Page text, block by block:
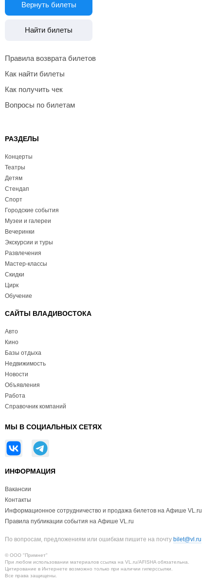
Вернуть билеты
Найти билеты
Правила возврата билетов
Как найти билеты
Как получить чек
Вопросы по билетам
РАЗДЕЛЫ
Концерты
Театры
Детям
Стендап
Спорт
Городские события
Музеи и галереи
Вечеринки
Экскурсии и туры
Развлечения
Мастер-классы
Скидки
Цирк
Обучение
САЙТЫ ВЛАДИВОСТОКА
Авто
Кино
Базы отдыха
Недвижимость
Новости
Объявления
Работа
Справочник компаний
МЫ В СОЦИАЛЬНЫХ СЕТЯХ
ИНФОРМАЦИЯ
Вакансии
Контакты
Информационное сотрудничество и продажа билетов на Афише VL.ru
Правила публикации события на Афише VL.ru
По вопросам, предложениям или ошибкам пишите на почту bilet@vl.ru
© ООО "Примнет"
При любом использовании материалов ссылка на VL.ru/AFISHA обязательна.
Цитирование в Интернете возможно только при наличии гиперссылки.
Все права защищены.